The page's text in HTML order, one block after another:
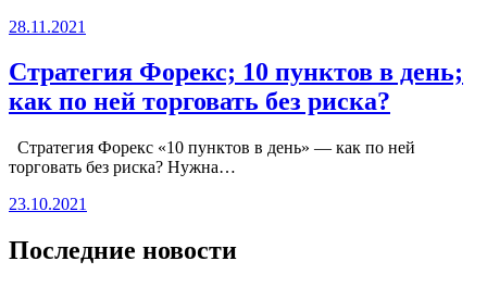
28.11.2021
Стратегия Форекс; 10 пунктов в день;
как по ней торговать без риска?
Стратегия Форекс «10 пунктов в день» — как по ней
торговать без риска? Нужна…
23.10.2021
Последние новости